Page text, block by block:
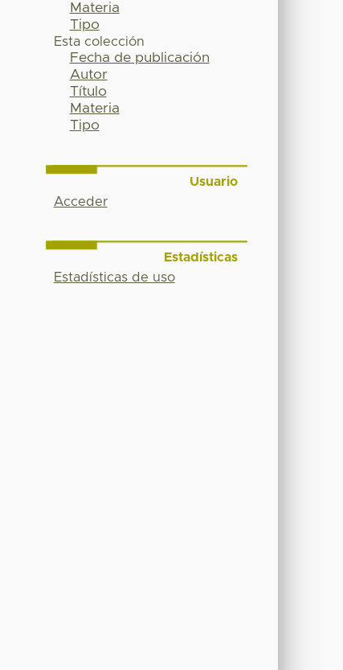
Materia
Tipo
Esta colección
Fecha de publicación
Autor
Título
Materia
Tipo
Usuario
Acceder
Estadísticas
Estadísticas de uso